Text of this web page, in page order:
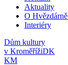
Aktuality
O
Interiéry
Dům kultury
v KroměřížiDK
KM